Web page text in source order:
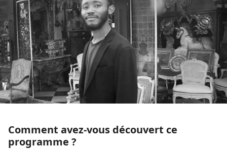
Comment avez-vous découvert ce
programme ?